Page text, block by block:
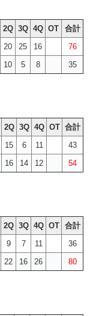
2Q 3Q 4Q OT
合計
20 25 16
76
10 5 8 35
2Q 3Q 4Q OT 合計
15 6 11
43
16 14 12 54
2Q 3Q 4Q OT
合計
9 7 11
36
22 16 26 80